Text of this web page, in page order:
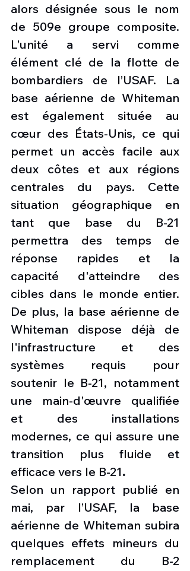
alors désignée sous le nom
de 509e groupe composite.
L'unité a servi comme
élément clé de la flotte de
bombardiers de l’USAF. La
base aérienne de Whiteman
est également située au
cœur des États-Unis, ce qui
permet un accès facile aux
deux côtes et aux régions
centrales du pays. Cette
situation géographique en
tant que base du B-21
permettra des temps de
réponse rapides et la
capacité d'atteindre des
cibles dans le monde entier.
De plus, la base aérienne de
Whiteman dispose déjà de
l'infrastructure et des
systèmes requis pour
soutenir le B-21, notamment
une main-d'œuvre qualifiée
et des installations
modernes, ce qui assure une
transition plus fluide et
efficace vers le B-21.
Selon un rapport publié en
mai, par l’USAF, la base
aérienne de Whiteman subira
quelques effets mineurs du
remplacement du B-2